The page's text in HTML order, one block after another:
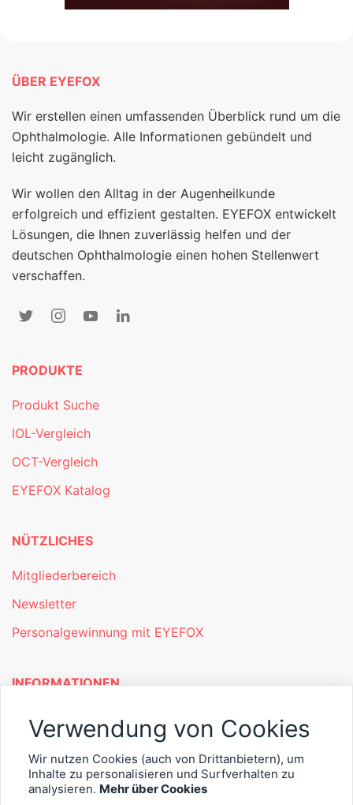
ÜBER EYEFOX
Wir erstellen einen umfassenden Überblick rund um die
Ophthalmologie. Alle Informationen gebündelt und
leicht zugänglich.
Wir wollen den Alltag in der Augenheilkunde
erfolgreich und effizient gestalten. EYEFOX entwickelt
Lösungen, die Ihnen zuverlässig helfen und der
deutschen Ophthalmologie einen hohen Stellenwert
verschaffen.
PRODUKTE
Produkt Suche
IOL-Vergleich
OCT-Vergleich
EYEFOX Katalog
NÜTZLICHES
Mitgliederbereich
Newsletter
Personalgewinnung mit EYEFOX
INFORMATIONEN
Was ist EYEFOX – Ihre Möglichkeiten
Kontakt
Verwendung von Cookies
Wir nutzen Cookies (auch von Drittanbietern), um
Inhalte zu personalisieren und Surfverhalten zu
analysieren. Mehr über Cookies